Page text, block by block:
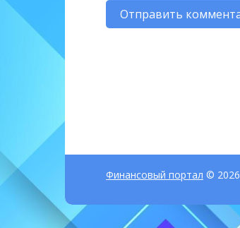
Финансовый портал © 2026